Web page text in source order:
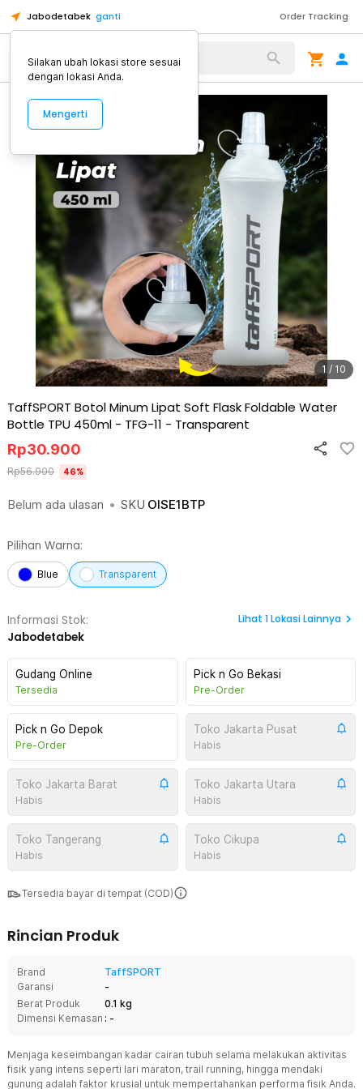
Jabodetabek ganti Order Tracking
Alat Kopi
1 / 10
TaffSPORT Botol Minum Lipat Soft Flask Foldable Water
Bottle TPU 450ml - TFG-11 - Transparent
Belum ada ulasan • SKU OISE1BTP
Rp30.900
Rp56.900 46%
Pilihan Warna:
Blue Transparent
Informasi Stok:
Jabodetabek
Lihat 1Lokasi Lainnya
Gudang Online
Tersedia
Pick n Go Bekasi
Pre-Order
Pick n Go Depok
Pre-Order
Toko Jakarta Pusat
Habis
Toko Jakarta Barat
Habis
Toko Jakarta Utara
Habis
Toko Tangerang
Habis
Toko Cikupa
Habis
Tersedia bayar di tempat (COD)
Rincian Produk
Brand
TaffSPORT
Garansi
-
Berat Produk
0.1 kg
Dimensi Kemasan : -
Menjaga keseimbangan kadar cairan tubuh selama melakukan aktivitas
fisik yang intens seperti lari maraton, trail running, hingga mendaki
gunung adalah faktor krusial untuk mempertahankan performa fisik Anda.
Silakan ubah lokasi store sesuai
dengan lokasi Anda.
Mengerti